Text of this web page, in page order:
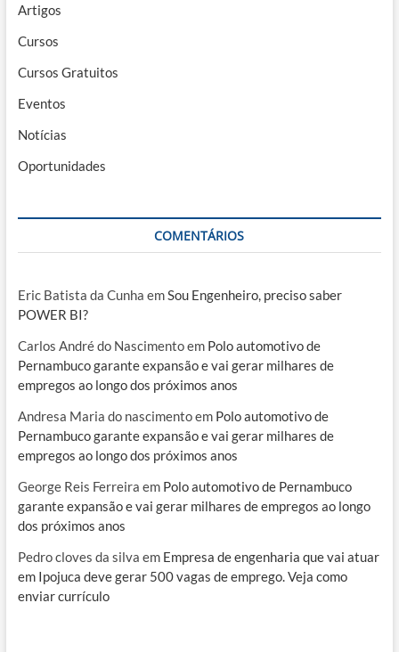
Artigos
Cursos
Cursos Gratuitos
Eventos
Notícias
Oportunidades
COMENTÁRIOS
Eric Batista da Cunha emSou Engenheiro, preciso saber
POWER BI?
Carlos André do Nascimentoem Polo automotivo de
Pernambuco garante expansão e vai gerar milhares de
empregos ao longo dos próximos anos
Andresa Maria do nascimentoem Polo automotivo de
Pernambuco garante expansão e vai gerar milhares de
empregos ao longo dos próximos anos
George Reis Ferreira em Polo automotivo de Pernambuco
garante expansão e vai gerar milhares de empregos ao longo
dos próximos anos
Pedro cloves da silva em Empresa de engenharia que vai atuar
em Ipojuca deve gerar 500 vagas de emprego. Veja como
enviar currículo